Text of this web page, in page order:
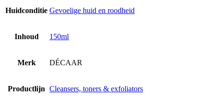
Huidconditie Gevoelige huid en roodheid
Inhoud 150ml
Merk DÉCAAR
Productlijn Cleansers, toners & exfoliators